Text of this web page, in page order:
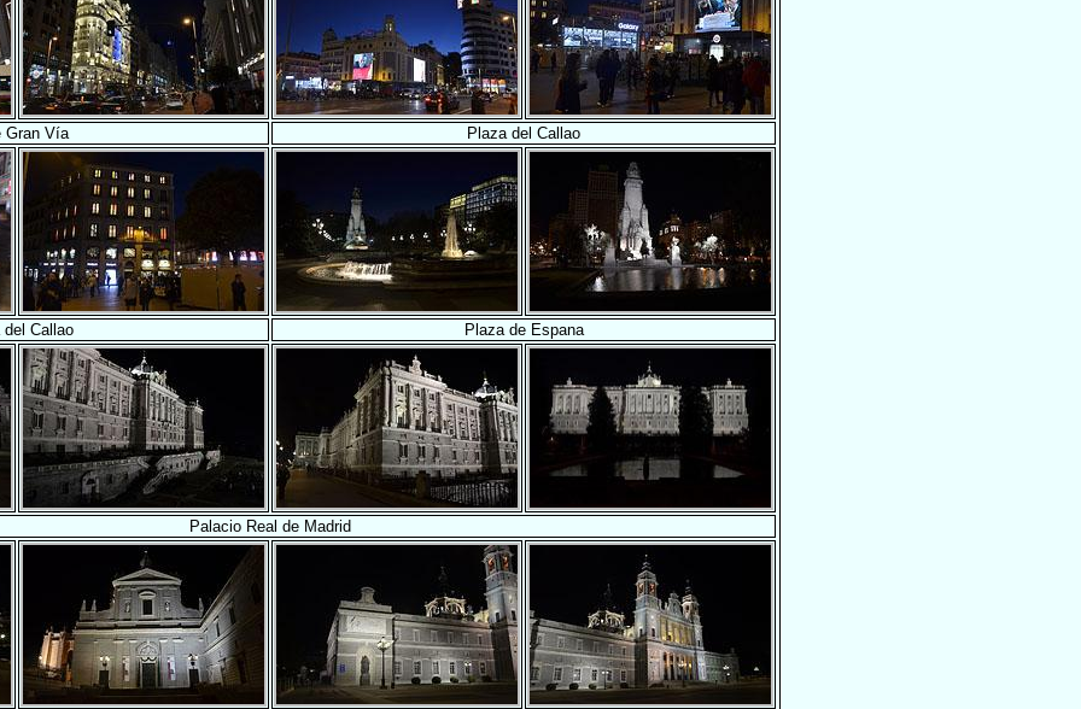
Gran Vía Plaza del Callao
del Callao Plaza de Espana
Palacio Real de Madrid